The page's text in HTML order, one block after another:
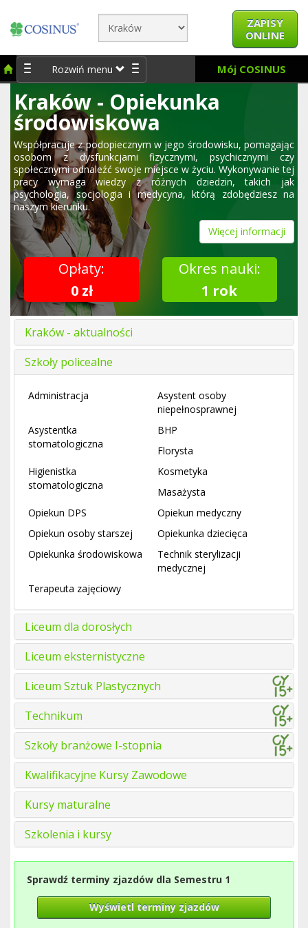
ZAPISY
ONLINE
Rozwiń menu Mój COSINUS
Kraków - Opiekunka
środowiskowa
Współpracuje z podopiecznym w jego środowisku, pomagając
osobom z dysfunkcjami fizycznymi, psychicznymi czy
społecznymi odnaleźć swoje miejsce w życiu. Wykonywanie tej
pracy wymaga wiedzy z różnych dziedzin, takich jak
psychologia, socjologia i medycyna, którą zdobędziesz na
naszym kierunku.
Więcej informacji
Opłaty:
0 zł
Okres nauki:
1 rok
Kraków - aktualności
Szkoły policealne
Administracja
Asystent osoby
niepełnosprawnej
Asystentka
stomatologiczna
BHP
Florysta
Higienistka
stomatologiczna
Kosmetyka
Masażysta
Opiekun DPS
Opiekun medyczny
Opiekun osoby starszej
Opiekunka dziecięca
Opiekunka środowiskowa
Technik sterylizacji
medycznej
Terapeuta zajęciowy
Liceum dla dorosłych
Liceum eksternistyczne
Liceum Sztuk Plastycznych
Technikum
Szkoły branżowe I-stopnia
Kwalifikacyjne Kursy Zawodowe
Kursy maturalne
Szkolenia i kursy
Sprawdź terminy zjazdów dla Semestru 1
Wyświetl terminy zjazdów